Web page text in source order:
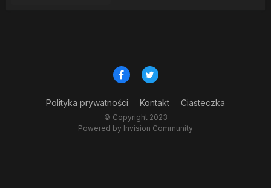
Polityka prywatności Kontakt Ciasteczka
© Copyright 2023
Powered by Invision Community